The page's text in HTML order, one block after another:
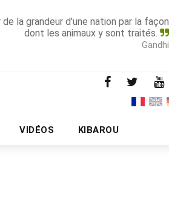
la grandeur d'une nation par la façon
dont les animaux y sont traités.
Gandhi
VIDÉOS KIBAROU